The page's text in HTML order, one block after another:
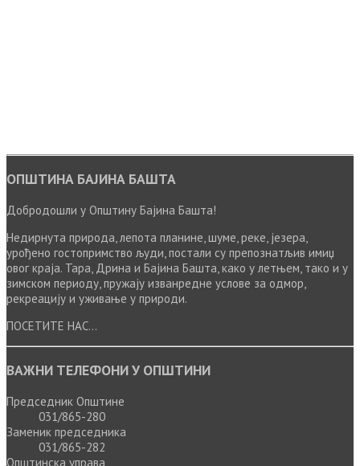
ОПШТИНА БАЈИНА БАШТА
Добродошли у Општину Бајина Башта!
Недирнута природа, лепота планине, шуме, реке, језера,
урођено гостопримство људи, постали су препознатљив имиџ
овог краја. Тара, Дрина и Бајина Башта, како у летњем, тако и у
зимском периоду, пружају изванредне услове за одмор,
рекреацију и уживање у природи.
ПОСЕТИТЕ НАС...
ВАЖНИ ТЕЛЕФОНИ У ОПШТИНИ
Председник Општине
031/865-280
Заменик председника
031/865-282
Општинска управа